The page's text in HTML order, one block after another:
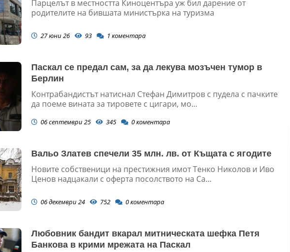
Парцелът в местността Киноцентъра уж бил дарение от
родителите на бившата министърка на туризма
27 юни 26 93 1 коментара
Паскал се предал сам, за да лекува мозъчен тумор в
Берлин
Контрабандистът натиснал Стефан Димитров с пудела с пачките
да поеме вината за тировете с цигари, мо...
06 септември 25 345 0коментара
Вальо Златев спечели 35 млн. лв. от Къщата с ягодите
Новите собственици на престижния имот Тенко Николов и Иво
Ценов надцакали с оферта посолството на Са...
06 декември 24 752 0коментара
Любовник бандит вкарал митническата шефка Петя
Банкова в крими мрежата на Паскал